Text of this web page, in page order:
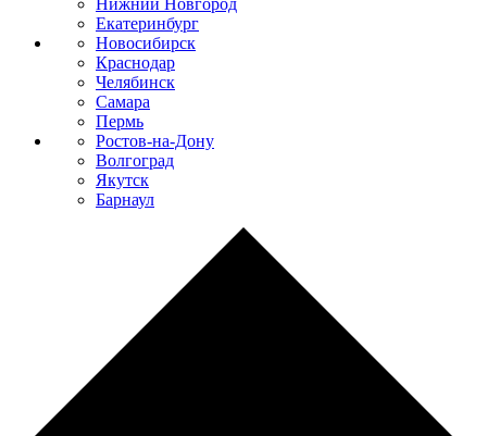
Нижний Новгород
Екатеринбург
Новосибирск
Краснодар
Челябинск
Самара
Пермь
Ростов-на-Дону
Волгоград
Якутск
Барнаул